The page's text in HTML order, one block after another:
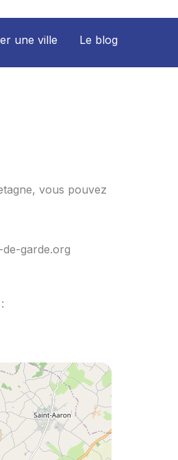
une ville Le blog
vous pouvez
garde.org
: